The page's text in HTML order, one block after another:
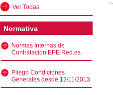
Ver Todas
Normativa
Normas Internas de
Contratación EPE Red.es
Pliego Condiciones
Generales desde 12/11/2013